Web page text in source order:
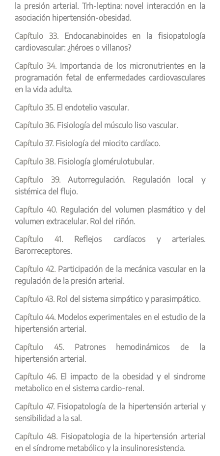
la presión arterial. Trh-leptina: novel interacción en la
asociación hipertensión-obesidad.
Capítulo 33. Endocanabinoides en la fisiopatología
cardiovascular: ¿héroes o villanos?
Capítulo 34. Importancia de los micronutrientes en la
programación fetal de enfermedades cardiovasculares
en la vida adulta.
Capítulo 35. El endotelio vascular.
Capítulo 36. Fisiología del músculo liso vascular.
Capítulo 37. Fisiología del miocito cardíaco.
Capítulo 38. Fisiología glomérulotubular.
Capítulo 39. Autorregulación. Regulación local y
sistémica del flujo.
Capítulo 40. Regulación del volumen plasmático y del
volumen extracelular. Rol del riñón.
Capítulo 41. Reflejos cardíacos y arteriales.
Barorreceptores.
Capítulo 42. Participación de la mecánica vascular en la
regulación de la presión arterial.
Capítulo 43. Rol del sistema simpático y parasimpático.
Capítulo 44. Modelos experimentales en el estudio de la
hipertensión arterial.
Capítulo 45. Patrones hemodinámicos de la
hipertensión arterial.
Capítulo 46. El impacto de la obesidad y el sindrome
metabolico en el sistema cardio-renal.
Capítulo 47. Fisiopatología de la hipertensión arterial y
sensibilidad a la sal.
Capítulo 48. Fisiopatologia de la hipertensión arterial
en el síndrome metabólico y la insulinoresistencia.